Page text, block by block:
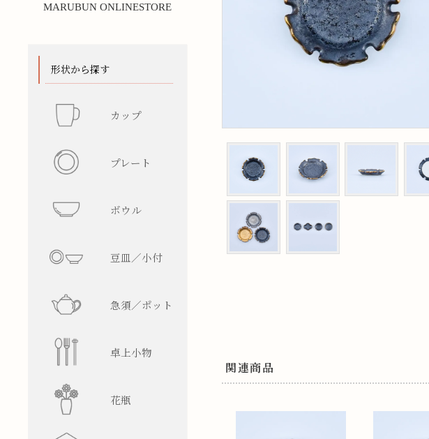
MARUBUN ONLINESTORE
関連商品
形状から探す
カップ
マグカップ
プレート 丸型
ボウル
豆皿／小付
急須／ポット
卓上小物
花瓶